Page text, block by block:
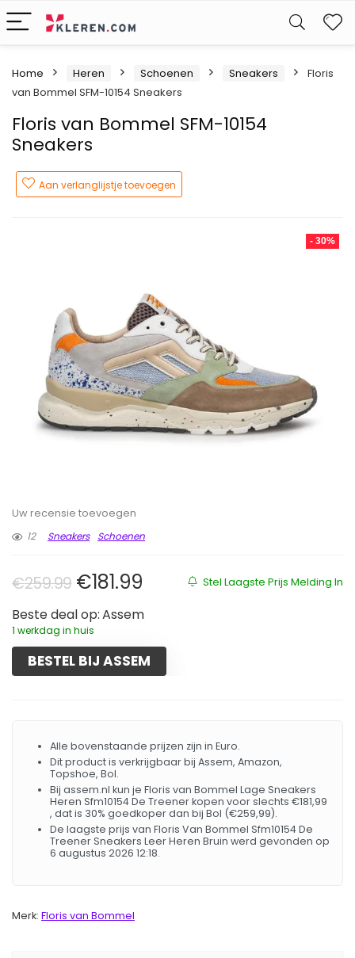
Home Heren Schoenen Sneakers
Floris
van Bommel SFM-10154 Sneakers
Floris van Bommel SFM-10154
Sneakers
Aan verlanglijstje toevoegen
- 30%
Uw recensie toevoegen
12
Sneakers Schoenen
Stel Laagste Prijs Melding In
€259.99 Oorspronkelijke prijs was:
€181.99 Huidige prijs is: €181.99.
Beste deal op: Assem
1 werkdag in huis
BESTEL BIJ ASSEM
Alle bovenstaande prijzen zijn in Euro.
Dit product is verkrijgbaar bij Assem, Amazon,
Topshoe, Bol.
Bij assem.nl kun je Floris van Bommel Lage Sneakers
Heren Sfm10154 De Treener kopen voor slechts €181,99
, dat is 30% goedkoper dan bij Bol (€259,99).
De laagste prijs van Floris Van Bommel Sfm10154 De
Treener Sneakers Leer Heren Bruin werd gevonden op
6 augustus 2026 12:18.
Merk: Floris van Bommel